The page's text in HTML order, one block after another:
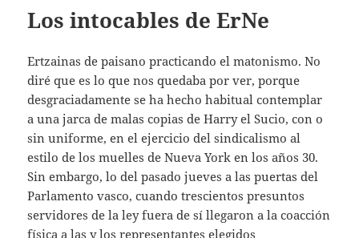
Los intocables de ErNe
Ertzainas de paisano practicando el matonismo. No
diré que es lo que nos quedaba por ver, porque
desgraciadamente se ha hecho habitual contemplar
a una jarca de malas copias de Harry el Sucio, con o
sin uniforme, en el ejercicio del sindicalismo al
estilo de los muelles de Nueva York en los años 30.
Sin embargo, lo del pasado jueves a las puertas del
Parlamento vasco, cuando trescientos presuntos
servidores de la ley fuera de sí llegaron a la coacción
física a las y los representantes elegidos